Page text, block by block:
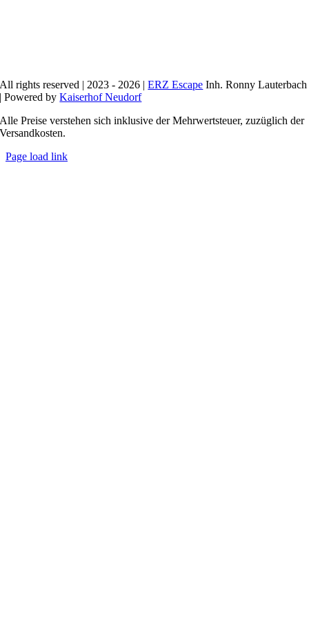
All rights reserved | 2023 - 2026 |ERZ Escape Inh. Ronny Lauterbach
| Powered byKaiserhof Neudorf
Alle Preise verstehen sich inklusive der Mehrwertsteuer, zuzüglich der
Versandkosten.
Page load link